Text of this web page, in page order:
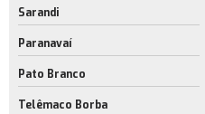
Sarandi
Paranavaí
Pato Branco
Telêmaco Borba